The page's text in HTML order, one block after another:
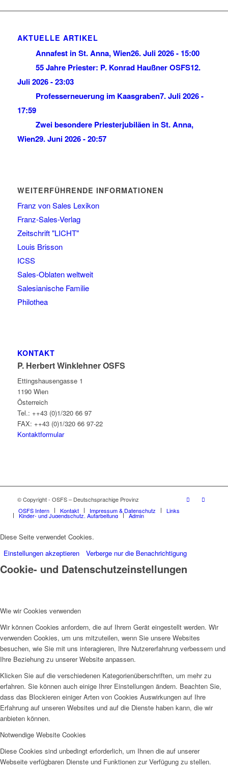
AKTUELLE ARTIKEL
Annafest in St. Anna, Wien26. Juli 2026 - 15:00
55 Jahre Priester: P. Konrad Haußner OSFS12.
Juli 2026 - 23:03
Professerneuerung im Kaasgraben7. Juli 2026 -
17:59
Zwei besondere Priesterjubiläen in St. Anna,
Wien29. Juni 2026 - 20:57
WEITERFÜHRENDE INFORMATIONEN
Franz von Sales Lexikon
Franz-Sales-Verlag
Zeitschrift "LICHT"
Louis Brisson
ICSS
Sales-Oblaten weltweit
Salesianische Familie
Philothea
KONTAKT
P. Herbert Winklehner OSFS
Ettingshausengasse 1
1190 Wien
Österreich
Tel.: ++43 (0)1/320 66 97
FAX: ++43 (0)1/320 66 97-22
Kontaktformular
© Copyright - OSFS – Deutschsprachige Provinz
OSFS Intern
Kontakt Impressum & Datenschutz Links
Kinder- und Jugendschutz, Aufarbeitung Admin
Diese Seite verwendet Cookies.
Einstellungen akzeptieren
Verberge nur die Benachrichtigung
Cookie- und Datenschutzeinstellungen
Wie wir Cookies verwenden
Wir können Cookies anfordern, die auf Ihrem Gerät eingestellt werden. Wir
verwenden Cookies, um uns mitzuteilen, wenn Sie unsere Websites
besuchen, wie Sie mit uns interagieren, Ihre Nutzererfahrung verbessern und
Ihre Beziehung zu unserer Website anpassen.
Klicken Sie auf die verschiedenen Kategorienüberschriften, um mehr zu
erfahren. Sie können auch einige Ihrer Einstellungen ändern. Beachten Sie,
dass das Blockieren einiger Arten von Cookies Auswirkungen auf Ihre
Erfahrung auf unseren Websites und auf die Dienste haben kann, die wir
anbieten können.
Notwendige Website Cookies
Diese Cookies sind unbedingt erforderlich, um Ihnen die auf unserer
Webseite verfügbaren Dienste und Funktionen zur Verfügung zu stellen.